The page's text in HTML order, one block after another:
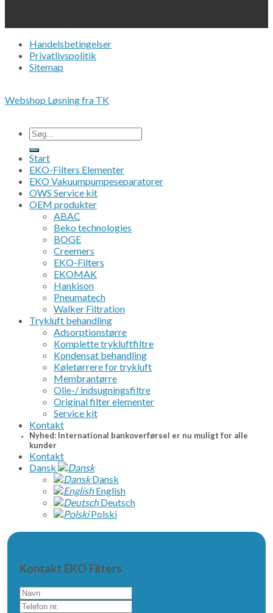
Handelsbetingelser
Privatlivspolitik
Sitemap
Webshop Løsning fra TK
Søg
efter:
Start
EKO-Filters Elementer
EKO Vakuumpumpeseparatorer
OWS Service kit
OEM produkter
ABAC
Beko technologies
BOGE
Creemers
EKO-Filters
EKOMAK
Hankison
Pneumatech
Walker Filtration
Trykluft behandling
Adsorptionstørre
Komplette trykluftfiltre
Kondensat behandling
Køletørrere for trykluft
Membrantørre
Olie-/ indsugningsfiltre
Original filter elementer
Service kit
Kontakt
Nyhed: International bankoverførsel er nu muligt for alle
kunder
Kontakt
Dansk
Dansk
English
Deutsch
Polski
Kontakt EKO Filters
Navn
Telefon